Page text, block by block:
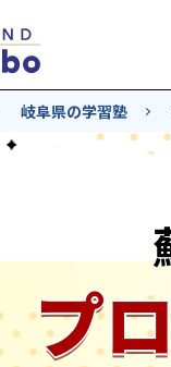
岐阜県の学習塾
プ